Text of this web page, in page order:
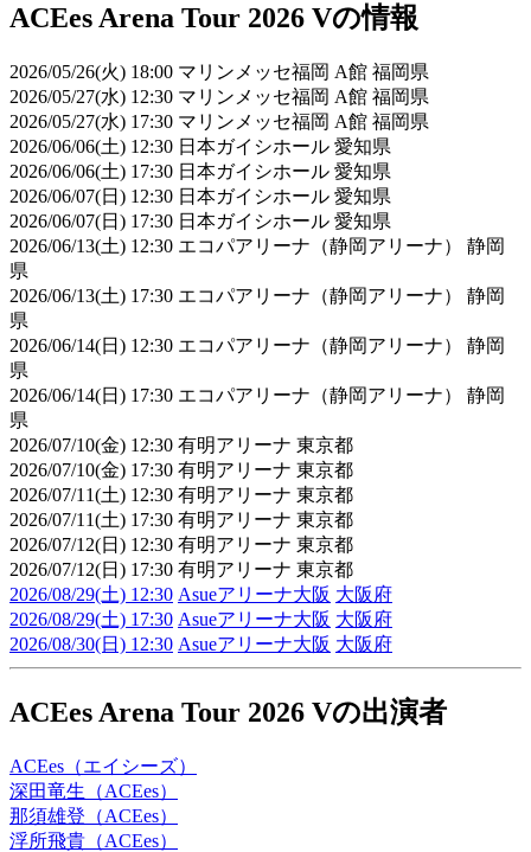
ACEes Arena Tour 2026 Vの情報
2026/05/26(火) 18:00 マリンメッセ福岡 A館 福岡県
2026/05/27(水) 12:30 マリンメッセ福岡 A館 福岡県
2026/05/27(水) 17:30 マリンメッセ福岡 A館 福岡県
2026/06/06(土) 12:30 日本ガイシホール 愛知県
2026/06/06(土) 17:30 日本ガイシホール 愛知県
2026/06/07(日) 12:30 日本ガイシホール 愛知県
2026/06/07(日) 17:30 日本ガイシホール 愛知県
2026/06/13(土) 12:30 エコパアリーナ（静岡アリーナ） 静岡
県
2026/06/13(土) 17:30 エコパアリーナ（静岡アリーナ） 静岡
県
2026/06/14(日) 12:30 エコパアリーナ（静岡アリーナ） 静岡
県
2026/06/14(日) 17:30 エコパアリーナ（静岡アリーナ） 静岡
県
2026/07/10(金) 12:30 有明アリーナ 東京都
2026/07/10(金) 17:30 有明アリーナ 東京都
2026/07/11(土) 12:30 有明アリーナ 東京都
2026/07/11(土) 17:30 有明アリーナ 東京都
2026/07/12(日) 12:30 有明アリーナ 東京都
2026/07/12(日) 17:30 有明アリーナ 東京都
2026/08/29(土) 12:30 Asueアリーナ大阪 大阪府
2026/08/29(土) 17:30 Asueアリーナ大阪 大阪府
2026/08/30(日) 12:30 Asueアリーナ大阪 大阪府
ACEes Arena Tour 2026 Vの出演者
ACEes（エイシーズ）
深田竜生（ACEes）
那須雄登（ACEes）
浮所飛貴（ACEes）